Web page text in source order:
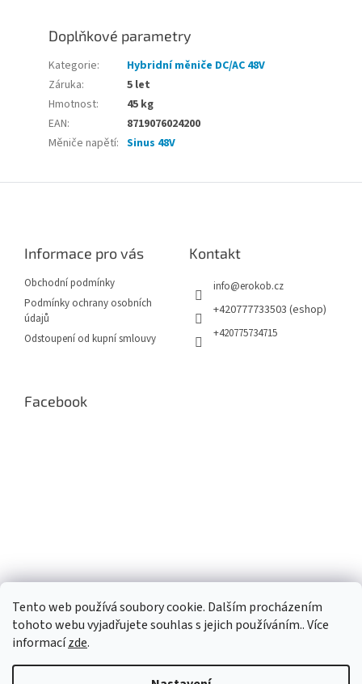
Tento web používá soubory cookie. Dalším procházením
tohoto webu vyjadřujete souhlas s jejich používáním.. Více
informacízde.
Doplňkové parametry
Kategorie:
Hybridní měniče DC/AC 48V
Záruka:
5 let
Hmotnost:
45 kg
EAN:
8719076024200
Měniče napětí: Sinus 48V
Informace pro vás
Obchodní podmínky
Podmínky ochrany osobních
údajů
Odstoupení od kupní smlouvy
Kontakt
info@erokob.cz
+420777733503 (eshop)
+420775734715
Facebook